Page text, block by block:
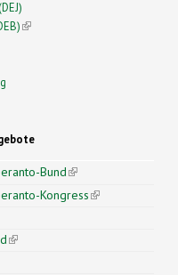
(link is external)
Bund(link is
external)
Kongress(link is
external)
(link is external)
external)